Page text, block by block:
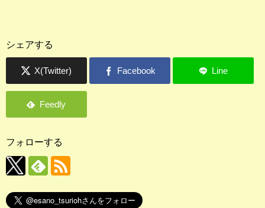
シェアする
フォローする